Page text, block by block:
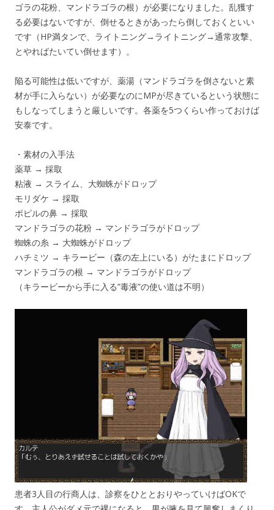
ゴラの花粉、マンドラゴラの根）が必要になりました。乱獲す
る必要はないですが、倒せるときがあったら倒しておくといい
です（HP満タンで、ライトニング→ライトニング→通常攻撃、
とやればたいてい倒せます）。
陥る可能性は低いですが、薬湯（マンドラゴラを倒さないと素
材が手に入らない）が必要なのにMPが尽きているという状態に
もしなってしまうと厳しいです。各薬を5つくらい作っておけば
安泰です。
・素材の入手法
薬草 → 採取
粘液 → スライム、大蜘蛛がドロップ
モリダケ → 採取
ポピルの鼻 → 採取
マンドラゴラの花粉 → マンドラゴラがドロップ
蜘蛛の糸 → 大蜘蛛がドロップ
ハチミツ → キラービー（森の左上にいる）がたまにドロップ
マンドラゴラの根 → マンドラゴラがドロップ
（キラービーから手に入る”毒液”の使い道は不明）
患者3人目の行商人は、診察をひととおりやっていけばOKで